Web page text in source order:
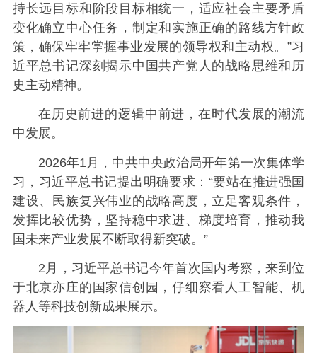
持长远目标和阶段目标相统一，适应社会主要矛盾
变化确立中心任务，制定和实施正确的路线方针政
策，确保牢牢掌握事业发展的领导权和主动权。”习
近平总书记深刻揭示中国共产党人的战略思维和历
史主动精神。
在历史前进的逻辑中前进，在时代发展的潮流
中发展。
2026年1月，中共中央政治局开年第一次集体学
习，习近平总书记提出明确要求：“要站在推进强国
建设、民族复兴伟业的战略高度，立足客观条件，
发挥比较优势，坚持稳中求进、梯度培育，推动我
国未来产业发展不断取得新突破。”
2月，习近平总书记今年首次国内考察，来到位
于北京亦庄的国家信创园，仔细察看人工智能、机
器人等科技创新成果展示。